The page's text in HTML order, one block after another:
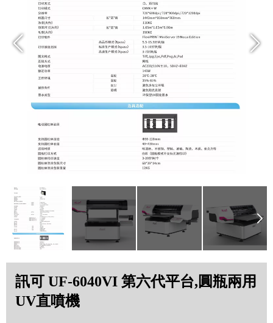
訊可 UF-6040VI 第六代平台,圓瓶兩用
UV直噴機